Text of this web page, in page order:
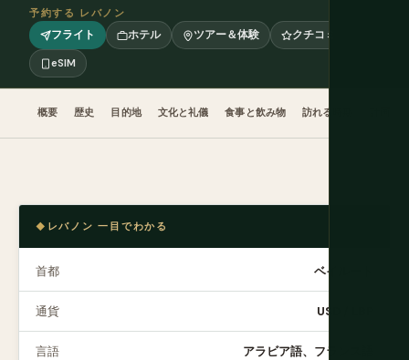
予約する レバノン
フライト ホテル ツアー＆体験
クチコミ
eSIM
概要 歴史 目的地 文化と礼儀 食事と飲み物 訪れる時期
レバノン 一目でわかる
首都 ベイルート
通貨 USD / LBP
言語 アラビア語、フランス語